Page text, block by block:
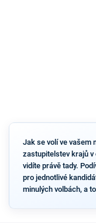
Jak se volí ve vašem
zastupitelstev krajů v
vidíte právě tady.
pro jednotlivé
minulých volbách, a